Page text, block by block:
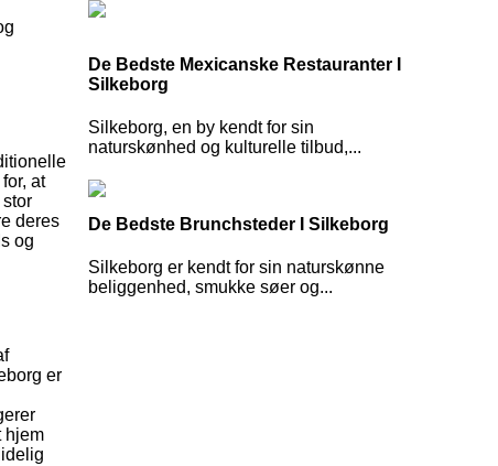
at
deres
og
er
hjem
De Bedste Mexicanske Restauranter I
Silkeborg
Silkeborg, en by kendt for sin
naturskønhed og kulturelle tilbud,...
De Bedste Brunchsteder I Silkeborg
Silkeborg er kendt for sin naturskønne
beliggenhed, smukke søer og...